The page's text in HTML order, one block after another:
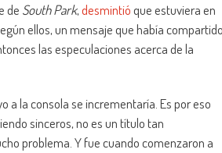
de South Park,desmintióque estuviera en
ellos, un mensaje que había
las especulaciones acerca de la
a la consola se incrementaría. Es por eso
sinceros, no es un título tan
problema. Y fue cuando comenzaron a